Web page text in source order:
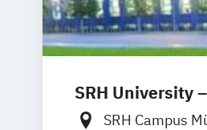
SRH University
SRH Campus